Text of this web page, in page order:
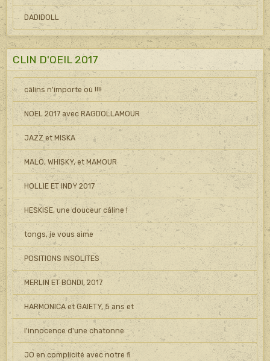
DADIDOLL
CLIN D'OEIL 2017
câlins n'importe où !!!!
NOEL 2017 avec RAGDOLLAMOUR
JAZZ et MISKA
MALO, WHISKY, et MAMOUR
HOLLIE ET INDY 2017
HESKISE, une douceur câline !
tongs, je vous aime
POSITIONS INSOLITES
MERLIN ET BONDI, 2017
HARMONICA et GAIETY, 5 ans et
l'innocence d'une chatonne
JO en complicité avec notre fi